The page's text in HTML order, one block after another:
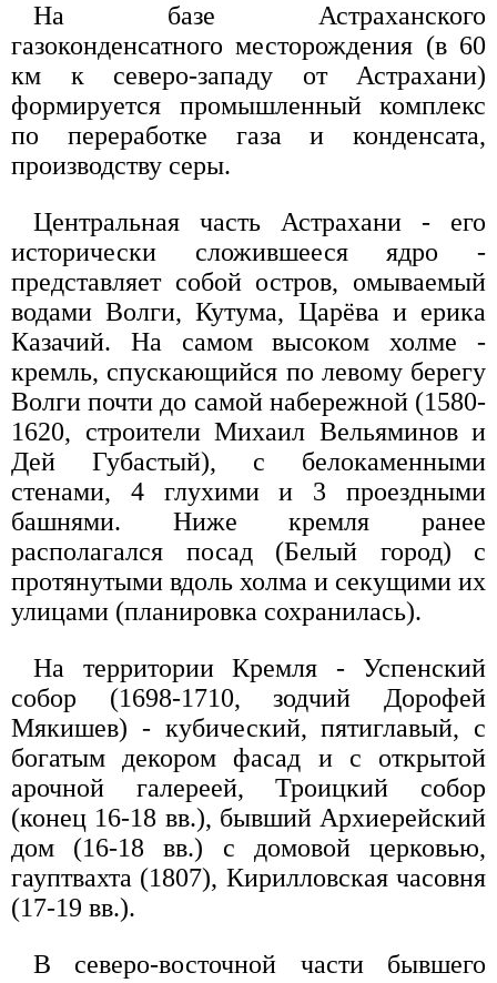
На базе Астраханского
газоконденсатного месторождения (в 60
км к северо-западу от Астрахани)
формируется промышленный комплекс
по переработке газа и конденсата,
производству серы.
Центральная часть Астрахани - его
исторически сложившееся ядро -
представляет собой остров, омываемый
водами Волги, Кутума, Царёва и ерика
Казачий. На самом высоком холме -
кремль, спускающийся по левому берегу
Волги почти до самой набережной (1580-
1620, строители Михаил Вельяминов и
Дей Губастый), с белокаменными
стенами, 4 глухими и 3 проездными
башнями. Ниже кремля ранее
располагался посад (Белый город) с
протянутыми вдоль холма и секущими их
улицами (планировка сохранилась).
На территории Кремля - Успенский
собор (1698-1710, зодчий Дорофей
Мякишев) - кубический, пятиглавый, с
богатым декором фасад и с открытой
арочной галереей, Троицкий собор
(конец 16-18 вв.), бывший Архиерейский
дом (16-18 вв.) с домовой церковью,
гауптвахта (1807), Кирилловская часовня
(17-19 вв.).
В северо-восточной части бывшего